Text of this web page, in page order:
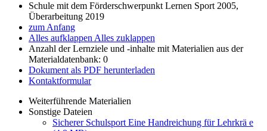
Schule mit dem Förderschwerpunkt Lernen Sport 2005,
Überarbeitung 2019
zum Anfang
Alles aufklappen Alles zuklappen
Anzahl der Lernziele und -inhalte mit Materialien aus der
Materialdatenbank: 0
Dokument als PDF herunterladen
Kontaktformular
Weiterführende Materialien
Sonstige Dateien
Sicherer Schulsport Eine Handreichung für Lehrkrä e